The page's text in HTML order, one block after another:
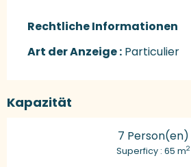
Rechtliche Informationen
Rechtliche Informationen
Art der Anzeige : Particulier
Kapazität
7 Person(en)
Superficy : 65 m2